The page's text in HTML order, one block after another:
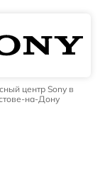
центр Sony в
на-Дону